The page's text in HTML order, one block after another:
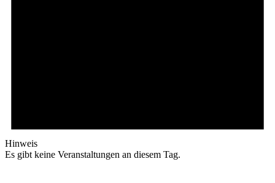
Hinweis
Es gibt keine Veranstaltungen an diesem Tag.